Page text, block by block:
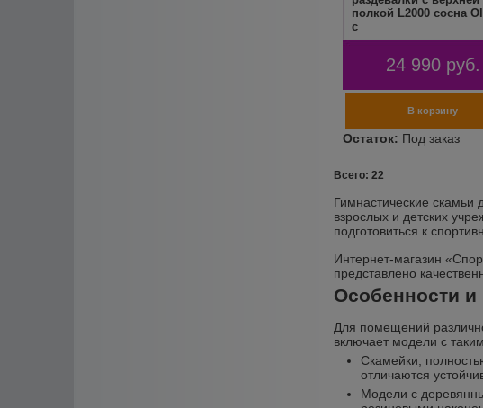
полкой L2000 сосна
c
24 990 руб.
Всего: 22
Гимнастические скамьи
взрослых и детских
подготовиться к
Интернет-магазин
представлено
Особенности и
Для помещений
включает модели с
Скамейки,
отличаются
Модели с